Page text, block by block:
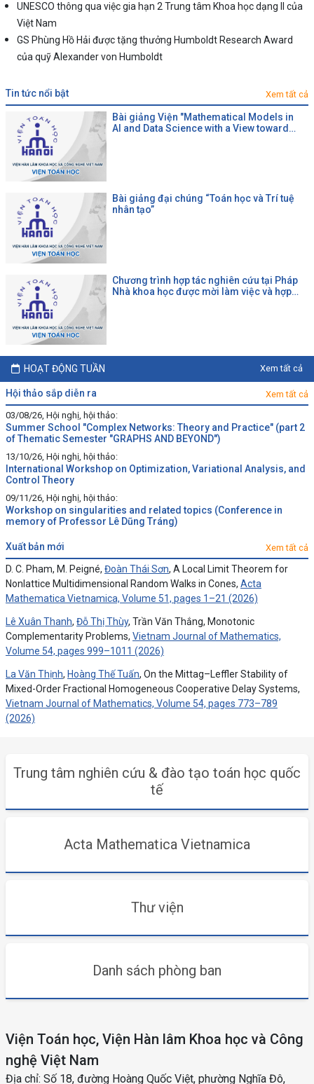
UNESCO thông qua việc gia hạn 2 Trung tâm Khoa học dạng II của
Việt Nam
GS Phùng Hồ Hải được tặng thưởng Humboldt Research Award
của quỹ Alexander von Humboldt
tin tức nổi bật Xem tất cả
Bài giảng Viện "Mathematical Models in
AI and Data Science with a View toward
Bài giảng đại chúng “Toán học và Trí tuệ
nhân tạo”
Chương trình hợp tác nghiên cứu tại Pháp
Nhà khoa học được mời làm việc và hợp
HOẠT ĐỘNG TUẦN Xem tất cả
hội thảo sắp diễn ra
Xem tất cả
03/08/26, Hội nghị, hội thảo:
Summer School "Complex Networks: Theory and Practice" (part 2
of Thematic Semester "GRAPHS AND BEYOND")
13/10/26, Hội nghị, hội thảo:
International Workshop on Optimization, Variational Analysis, and
Control Theory
09/11/26, Hội nghị, hội thảo:
Workshop on singularities and related topics (Conference in
memory of Professor Lê Dũng Tráng)
xuất bản mới Xem tất cả
D. C. Pham, M. Peigné, Đoàn Thái Sơn, A Local Limit Theorem for
Nonlattice Multidimensional Random Walks in Cones, Acta
Mathematica Vietnamica, Volume 51, pages 1–21 (2026)
Lê Xuân Thanh, Đỗ Thị Thùy, Trần Văn Thắng, Monotonic
Complementarity Problems, Vietnam Journal of Mathematics,
Volume 54, pages 999–1011 (2026)
La Văn Thịnh, Hoàng Thế Tuấn, On the Mittag–Leffler Stability of
Mixed-Order Fractional Homogeneous Cooperative Delay Systems,
Vietnam Journal of Mathematics, Volume 54, pages 773–789
(2026)
Trung tâm nghiên cứu & đào tạo toán học quốc
tế
Acta Mathematica Vietnamica
Thư viện
Danh sách phòng ban
Viện Toán học, Viện Hàn lâm Khoa học và Công
nghệ Việt Nam
Địa chỉ: Số 18, đường Hoàng Quốc Việt, phường Nghĩa Đô,